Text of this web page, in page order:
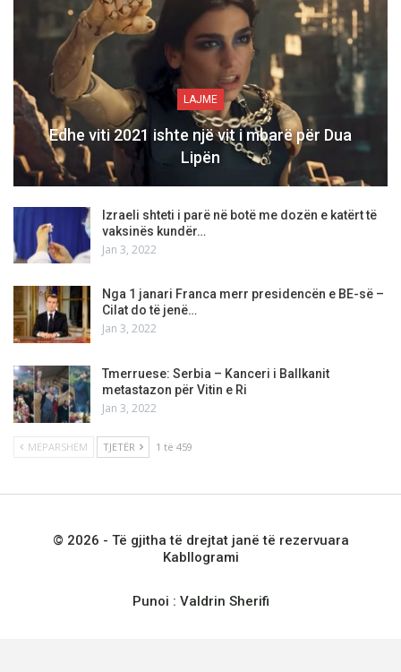
LAJME
Edhe viti 2021 ishte një vit i mbarë për Dua
Lipën
Izraeli shteti i parë në botë me dozën e katërt të
vaksinës kundër…
Jan 3, 2022
Nga 1 janari Franca merr presidencën e BE-së –
Cilat do të jenë…
Jan 3, 2022
Tmerruese: Serbia – Kanceri i Ballkanit
metastazon për Vitin e Ri
Jan 3, 2022
MËPARSHËM TJETËR 1 të 459
© 2026 - Të gjitha të drejtat janë të rezervuara
Kabllogrami
Punoi : Valdrin Sherifi